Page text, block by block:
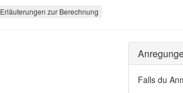
Erläuterungen zur Berechnung
Falls du